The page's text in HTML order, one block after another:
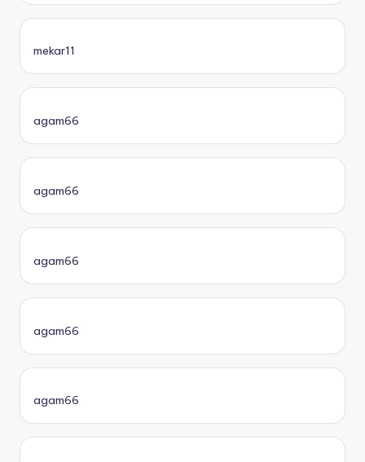
mekar11
agam66
agam66
agam66
agam66
agam66